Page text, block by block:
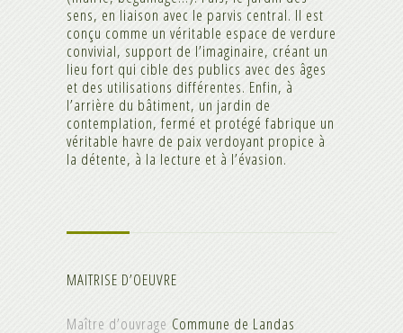
sens, en liaison avec le parvis central. Il est
conçu comme un véritable espace de verdure
convivial, support de l’imaginaire, créant un
lieu fort qui cible des publics avec des âges
et des utilisations différentes. Enfin, à
l’arrière du bâtiment, un jardin de
contemplation, fermé et protégé fabrique un
véritable havre de paix verdoyant propice à
la détente, à la lecture et à l’évasion.
MAITRISE D’OEUVRE
Maître d’ouvrage Commune de Landas